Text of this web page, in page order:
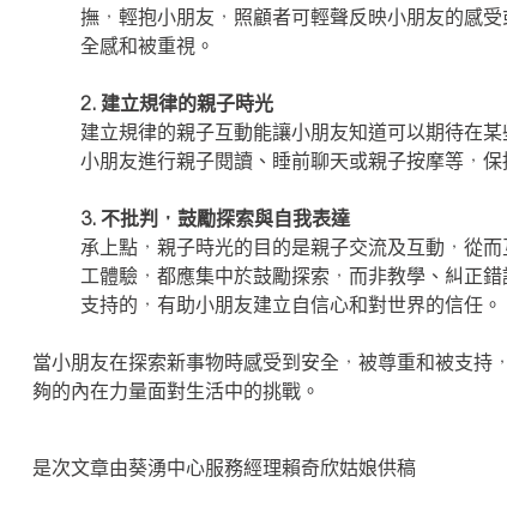
撫，輕抱小朋友，照顧者可輕聲反映小朋友的感
全感和被重視。
2. 建立規律的親子時光
建立規律的親子互動能讓小朋友知道可以期待在
小朋友進行親子閱讀、睡前聊天或親子按摩等，
3. 不批判，鼓勵探索與自我表達
承上點，親子時光的目的是親子交流及互動，從
工體驗，都應集中於鼓勵探索，而非教學、糾正
支持的，有助小朋友建立自信心和對世界的信任。
當小朋友在探索新事物時感受到安全，被尊重和被支
夠的內在力量面對生活中的挑戰。
是次文章由葵湧中心服務經理賴奇欣姑娘供稿